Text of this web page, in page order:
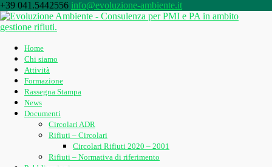
+39 041.5442556 info@evoluzione-ambiente.it
Home
Chi siamo
Attività
Formazione
Rassegna Stampa
News
Documenti
Circolari ADR
Rifiuti – Circolari
Circolari Rifiuti 2020 – 2001
Rifiuti – Normativa di riferimento